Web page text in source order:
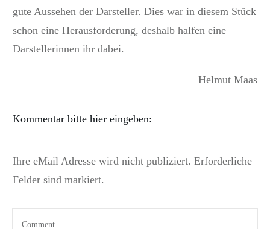
gute Aussehen der Darsteller. Dies war in diesem Stück
schon eine Herausforderung, deshalb halfen eine
Darstellerinnen ihr dabei.
Helmut Maas
Kommentar bitte hier eingeben:
Ihre eMail Adresse wird nicht publiziert. Erforderliche
Felder sind markiert.